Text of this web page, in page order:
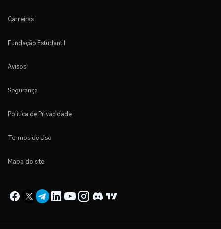
Carreiras
Fundação Estudantil
Avisos
Segurança
Política de Privacidade
Termos de Uso
Mapa do site